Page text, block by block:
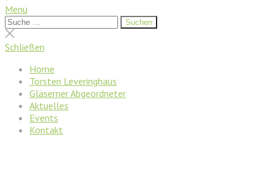
Menü
Suchen
nach:
Suchen
Suche
schließen
Schließen
Home
Torsten Leveringhaus
Gläserner Abgeordneter
Aktuelles
Events
Kontakt